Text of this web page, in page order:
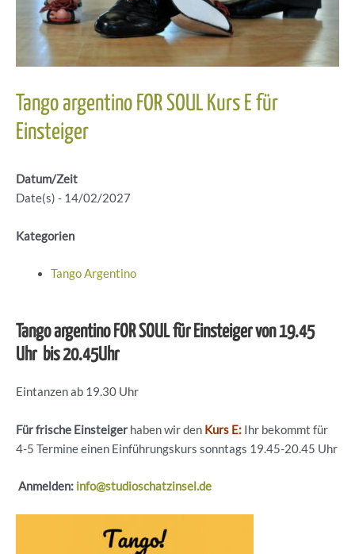
Tango argentino FOR SOUL Kurs E für
Einsteiger
Datum/Zeit
Date(s) - 14/02/2027
Kategorien
Tango Argentino
Tango argentino FOR SOUL für Einsteiger von 19.45
Uhr bis 20.45Uhr
Eintanzen ab 19.30 Uhr
Für frische Einsteigerhaben wir den Kurs E: Ihr bekommt für
4-5 Termine einen Einführungskurs sonntags 19.45-20.45 Uhr
Anmelden: info@studioschatzinsel.de